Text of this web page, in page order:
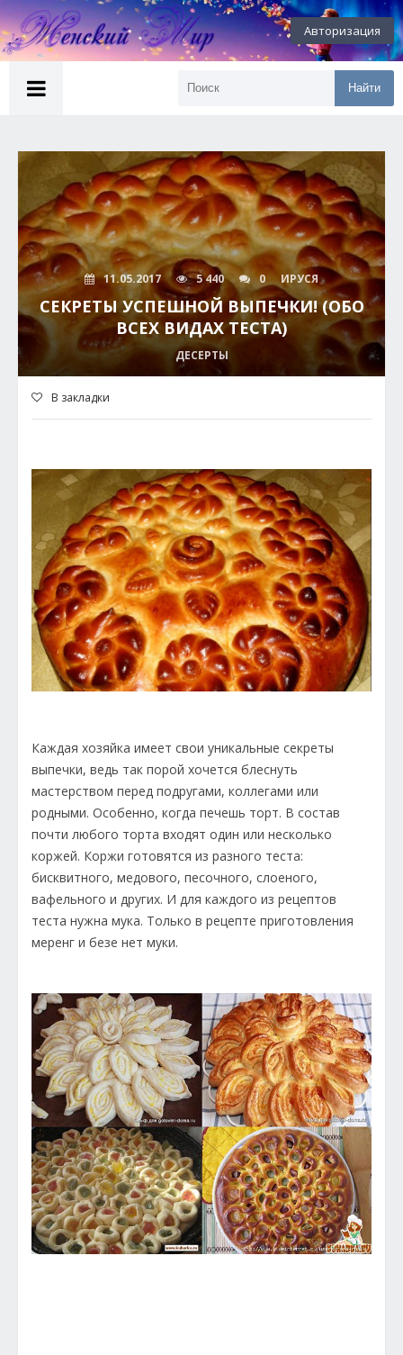
Авторизация
Найти
11.05.2017 5 440 0 ИРУСЯ
СЕКРЕТЫ УСПЕШНОЙ ВЫПЕЧКИ! (ОБО
ВСЕХ ВИДАХ ТЕСТА)
ДЕСЕРТЫ
В закладки
Каждая хозяйка имеет свои уникальные секреты
выпечки, ведь так порой хочется блеснуть
мастерством перед подругами, коллегами или
родными. Особенно, когда печешь торт. В состав
почти любого торта входят один или несколько
коржей. Коржи готовятся из разного теста:
бисквитного, медового, песочного, слоеного,
вафельного и других. И для каждого из рецептов
теста нужна мука. Только в рецепте приготовления
меренг и безе нет муки.